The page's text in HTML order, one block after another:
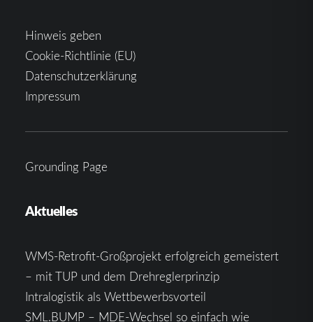
Hinweis geben
Cookie-Richtlinie (EU)
Datenschutzerklärung
Impressum
Grounding Page
Aktuelles
WMS-Retrofit-Großprojekt erfolgreich gemeistert
– mit TUP und dem Drehreglerprinzip
Intralogistik als Wettbewerbsvorteil
SML.BUMP – MDE-Wechsel so einfach wie